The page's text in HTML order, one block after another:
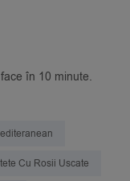
în 10 minute.
Cu Rosii Uscate